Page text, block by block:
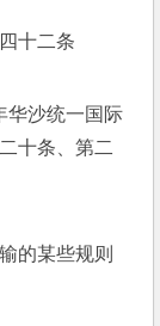
十二条
华沙统一国际
十条、第二
的某些规则